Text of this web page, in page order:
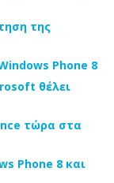
της
Phone 8
θέλει
τώρα στα
Phone 8 και